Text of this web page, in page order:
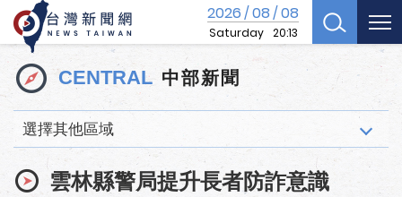
2026/08/08
Saturday 20:13
CENTRAL 中部新聞
選擇其他區域
雲林縣警局提升長者防詐意識